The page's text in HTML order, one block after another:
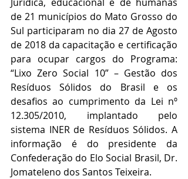
de 21 municípios do Mato Grosso do
Sul participaram no dia 27 de Agosto
de 2018 da capacitação e certificação
para ocupar cargos do Programa:
“Lixo Zero Social 10” – Gestão dos
Resíduos Sólidos do Brasil e os
desafios ao cumprimento da Lei nº
12.305/2010, implantado pelo
sistema INER de Resíduos Sólidos. A
informação é do presidente da
Confederação do Elo Social Brasil, Dr.
Jomateleno dos Santos Teixeira.